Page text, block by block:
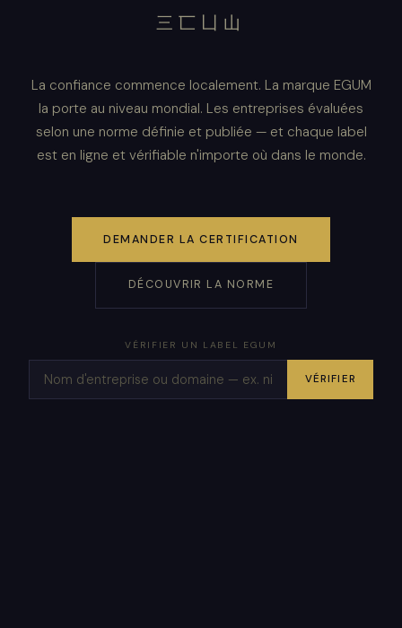
三匸凵山
La confiance commence localement. La marque EGUM
la porte au niveau mondial. Les entreprises évaluées
selon une norme définie et publiée — et chaque label
est en ligne et vérifiable n'importe où dans le monde.
DEMANDER LA CERTIFICATION
DÉCOUVRIR LA NORME
VÉRIFIER UN LABEL EGUM
VÉRIFIER